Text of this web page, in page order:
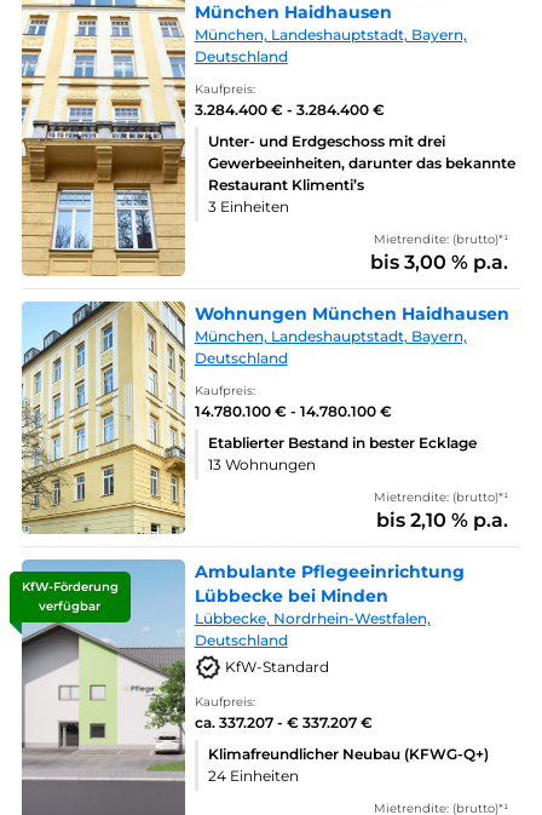
München Haidhausen
München, Landeshauptstadt, Bayern,
Deutschland
Kaufpreis:
3.284.400 € - 3.284.400 €
Unter- und Erdgeschoss mit drei
Gewerbeeinheiten, darunter das bekannte
Restaurant Klimenti’s
3 Einheiten
Mietrendite: (brutto)*¹
bis 3,00 % p.a.
Wohnungen München Haidhausen
München, Landeshauptstadt, Bayern,
Deutschland
Kaufpreis:
14.780.100 € - 14.780.100 €
Etablierter Bestand in bester Ecklage
13 Wohnungen
Mietrendite: (brutto)*¹
bis 2,10 % p.a.
KfW-Förderung
verfügbar
Ambulante Pflegeeinrichtung
Lübbecke bei Minden
Lübbecke, Nordrhein-Westfalen,
Deutschland
KfW-Standard
Kaufpreis:
ca. 337.207 - € 337.207 €
Klimafreundlicher Neubau (KFWG-Q+)
24 Einheiten
Mietrendite: (brutto)*¹